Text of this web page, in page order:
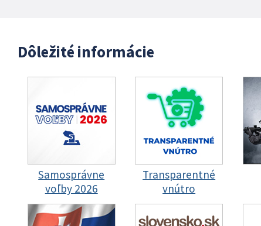
Dôležité informácie
Samosprávne
voľby 2026
Transparentné
vnútro